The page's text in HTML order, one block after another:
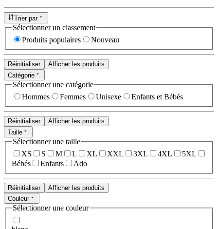
Trier par
Sélectionner un classement
Produits populaires
Nouveau
Réinitialiser
Afficher les produits
Catégorie
Sélectionner une catégorie
Hommes
Femmes Unisexe Enfants et Bébés
Réinitialiser
Afficher les produits
Taille
Sélectionner une taille
XS
S M L XL XXL 3XL 4XL
5XL
Bébés
Enfants Ado
Réinitialiser
Afficher les produits
Couleur
Sélectionner une couleur